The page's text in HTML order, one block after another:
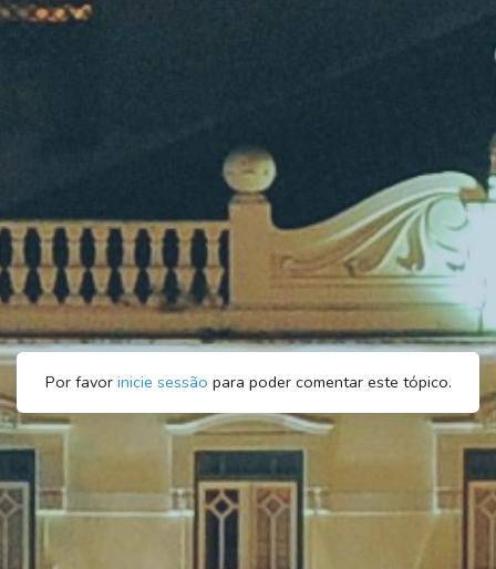
Por favor inicie sessão para poder comentar este tópico.